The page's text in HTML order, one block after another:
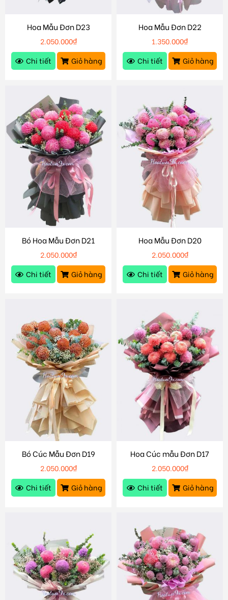
Hoa Mẫu Đơn D23
2.050.000₫
Chi tiết
Giỏ hàng
Hoa Mẫu Đơn D22
1.350.000₫
Chi tiết
Giỏ hàng
Bó Hoa Mẫu Đơn D21
2.050.000₫
Chi tiết
Giỏ hàng
Hoa Mẫu Đơn D20
2.050.000₫
Chi tiết
Giỏ hàng
Bó Cúc Mẫu Đơn D19
2.050.000₫
Chi tiết
Giỏ hàng
Hoa Cúc mẫu Đơn D17
2.050.000₫
Chi tiết
Giỏ hàng